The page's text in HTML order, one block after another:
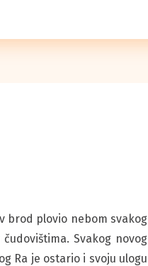
brod plovio nebom svakog
Svakog novog
Ra je ostario i svoju ulogu